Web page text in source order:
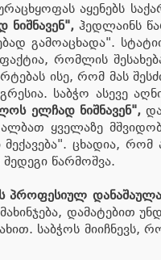
აყენებს
ნიშნავენ",ჰედლაინს
გამოაცხადა".
რომლის
ისე, რომ მას
საბჭო ასევე
ელჩად ნიშნავენ",
ყველაზე
ცხადია,
წარმოშვა.
პროფესიულ
დამატებით
საბჭოს მიიჩნევს,